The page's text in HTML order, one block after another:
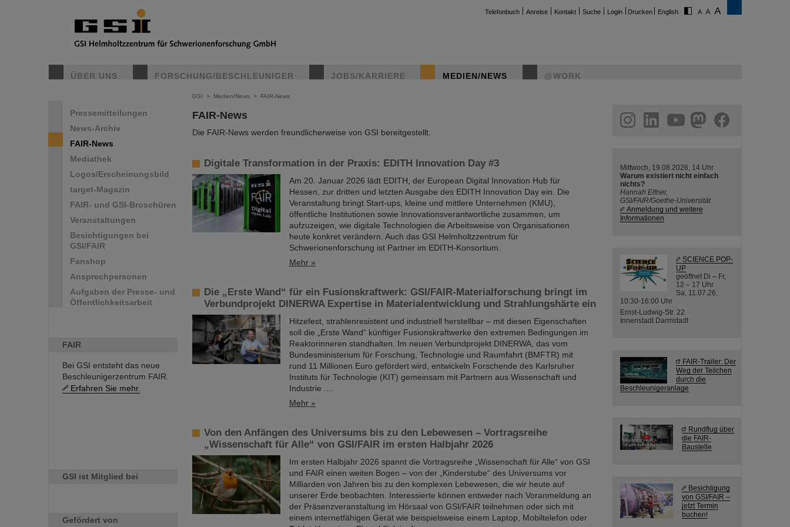
Telefonbuch Anreise Kontakt Suche Login Drucken English
ÜBER UNS FORSCHUNG/BESCHLEUNIGER JOBS/KARRIERE MEDIEN/NEWS @WORK
Pressemitteilungen
News-Archiv
FAIR-News
Mediathek
Logos/Erscheinungsbild
target-Magazin
FAIR- und GSI-Broschüren
Veranstaltungen
Besichtigungen bei
GSI/FAIR
Fanshop
Ansprechpersonen
Aufgaben der Presse- und
Öffentlichkeitsarbeit
FAIR
Bei GSI entsteht das neue
Beschleunigerzentrum FAIR.
Erfahren Sie mehr.
GSI ist Mitglied bei
Gefördert von
GSI > Medien/News > FAIR-News
FAIR-News
Die FAIR-News werden freundlicherweise von GSI bereitgestellt.
Digitale Transformation in der Praxis: EDITH Innovation Day #3
Am 20. Januar 2026 lädt EDITH, der European Digital Innovation Hub für
Hessen, zur dritten und letzten Ausgabe des EDITH Innovation Day ein. Die
Veranstaltung bringt Start-ups, kleine und mittlere Unternehmen (KMU),
öffentliche Institutionen sowie Innovationsverantwortliche zusammen, um
aufzuzeigen, wie digitale Technologien die Arbeitsweise von Organisationen
heute konkret verändern. Auch das GSI Helmholtzzentrum für
Schwerionenforschung ist Partner im EDITH-Konsortium.
Mehr »
Die „Erste Wand“ für ein Fusionskraftwerk: GSI/FAIR-Materialforschung bringt im
Verbundprojekt DINERWA Expertise in Materialentwicklung und Strahlungshärte ein
Hitzefest, strahlenresistent und industriell herstellbar – mit diesen Eigenschaften
soll die „Erste Wand“ künftiger Fusionskraftwerke den extremen Bedingungen im
Reaktorinneren standhalten. Im neuen Verbundprojekt DINERWA, das vom
Bundesministerium für Forschung, Technologie und Raumfahrt (BMFTR) mit
rund 11 Millionen Euro gefördert wird, entwickeln Forschende des Karlsruher
Instituts für Technologie (KIT) gemeinsam mit Partnern aus Wissenschaft und
Industrie ....
Mehr »
Von den Anfängen des Universums bis zu den Lebewesen – Vortragsreihe
„Wissenschaft für Alle“ von GSI/FAIR im ersten Halbjahr 2026
Im ersten Halbjahr 2026 spannt die Vortragsreihe „Wissenschaft für Alle“ von GSI
und FAIR einen weiten Bogen – von der „Kinderstube“ des Universums vor
Milliarden von Jahren bis zu den komplexen Lebewesen, die wir heute auf
unserer Erde beobachten. Interessierte können entweder nach Voranmeldung an
der Präsenzveranstaltung im Hörsaal von GSI/FAIR teilnehmen oder sich mit
einem internetfähigen Gerät wie beispielsweise einem Laptop, Mobiltelefon oder
helmholtz.social
facebook
Mittwoch, 19.08.2026, 14 Uhr
Warum existiert nicht einfach
nichts?
Hannah Elfner,
GSI/FAIR/Goethe-Universität
Anmeldung und weitere
Informationen
SCIENCE POP-
UP
geöffnet Di – Fr,
12 – 17 Uhr
Sa, 11.07.26,
10:30-16:00 Uhr
Ernst-Ludwig-Str. 22
Innenstadt Darmstadt
FAIR-Trailer: Der
Weg der Teilchen
durch die
Beschleunigeranlage
Rundflug über
die FAIR-
Baustelle
Besichtigung
von GSI/FAIR –
jetzt Termin
buchen!